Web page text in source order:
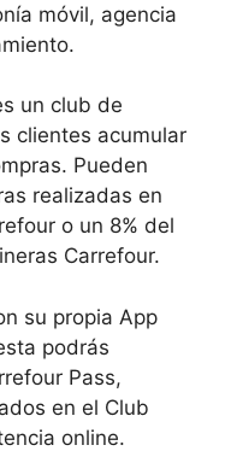
móvil, agencia
un club de
clientes acumular
Pueden
realizadas en
o un 8% del
Carrefour.
su propia App
podrás
Pass,
en el Club
online.